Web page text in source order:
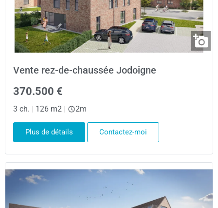
Vente rez-de-chaussée Jodoigne
370.500 €
3 ch. 126 m2 2m
Plus de détails Contactez-moi